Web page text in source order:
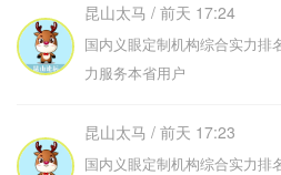
昆山太马 / 前天 17:24
国内义眼定制机构综合实力排
力服务本省用户
昆山太马 / 前天 17:23
国内义眼定制机构综合实力排